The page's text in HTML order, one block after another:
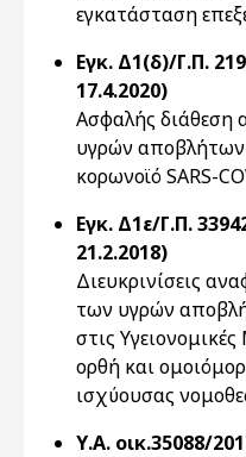
εγκατάσταση
Εγκ. Δ1(δ)/Γ.Π.
17.4.2020)
Ασφαλής διάθεση
υγρών
κορωνοϊό SARS-
Εγκ. Δ1ε/Γ.Π.
21.2.2018)
Διευκρινίσεις
των υγρών
στις
ορθή και
ισχύουσας
Υ.Α. οικ.35088/